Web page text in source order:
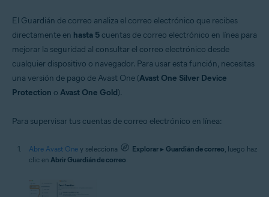
El Guardián de correo analiza el correo electrónico que recibes
directamente en hasta 5 cuentas de correo electrónico en línea para
mejorar la seguridad al consultar el correo electrónico desde
cualquier dispositivo o navegador. Para usar esta función, necesitas
una versión de pago de Avast One (Avast One Silver Device
Protection o Avast One Gold).
Para supervisar tus cuentas de correo electrónico en línea:
Abre Avast One y selecciona Explorar ▸ Guardián de correo, luego haz
clic en Abrir Guardián de correo.